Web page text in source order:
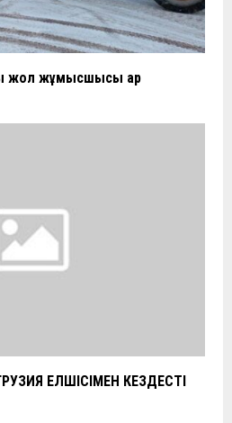
жол жұмысшысы қар
ЕЛШІСІМЕН КЕЗДЕСТІ